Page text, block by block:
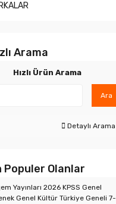
Arama
Hızlı Ürün Arama
Ara
Detaylı Arama
Populer Olanlar
Yayınları 2026 KPSS Genel
Genel Kültür Türkiye Geneli 7-